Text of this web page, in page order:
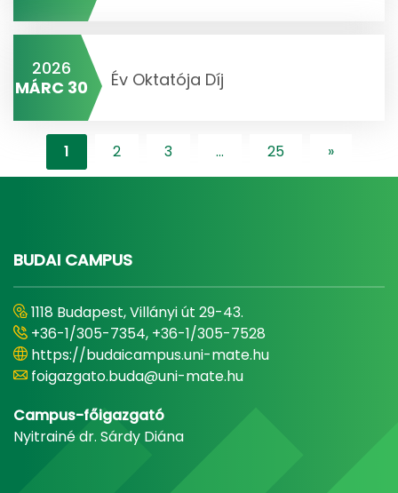
2026
MÁRC 30
Év Oktatója Díj
1 2 3 ... 25 »
BUDAI CAMPUS
1118 Budapest, Villányi út 29-43.
+36-1/305-7354, +36-1/305-7528
https://budaicampus.uni-mate.hu
foigazgato.buda@uni-mate.hu
Campus-főigazgató
Nyitrainé dr. Sárdy Diána